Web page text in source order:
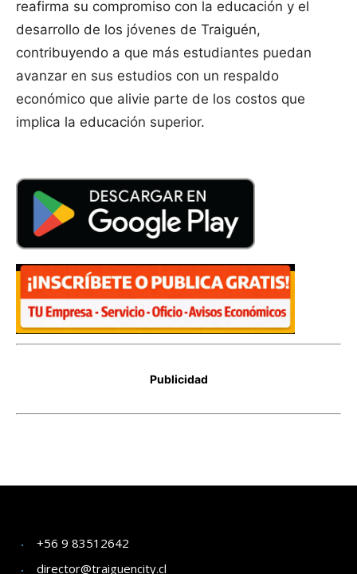
+56 9 83512642
director@traiguencity.cl